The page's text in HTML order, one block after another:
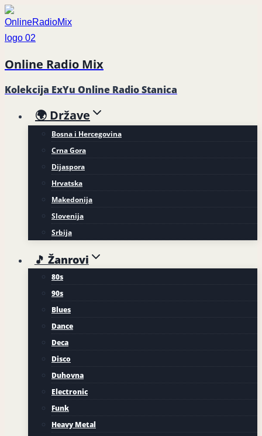
Skip
to
content
Online Radio Mix
Kolekcija ExYu Online Radio Stanica
🌍 Države
Bosna i Hercegovina
Crna Gora
Dijaspora
Hrvatska
Makedonija
Slovenija
Srbija
🎵 Žanrovi
80s
90s
Blues
Dance
Deca
Disco
Duhovna
Electronic
Funk
Heavy Metal